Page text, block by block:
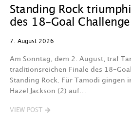
Standing Rock
des 18-Goal
7. August 2026
Am Sonntag, dem 2. August, traf
traditionsreichen Finale des 18-
Standing Rock. Für Tamodi gingen
Hazel Jackson (2) auf…
VIEW POST